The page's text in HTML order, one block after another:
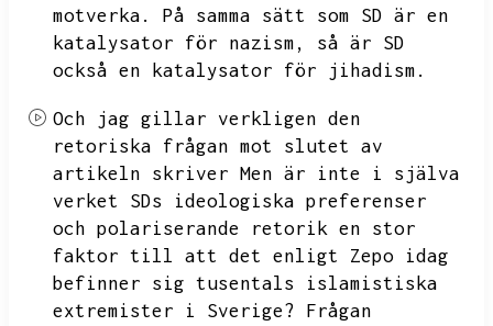
motverka.
På samma sätt som SD är en
katalysator för nazism,
så är SD
också en katalysator för jihadism.
Och jag gillar verkligen den
retoriska frågan mot slutet av
artikeln skriver Men är inte i själva
verket SDs ideologiska preferenser
och polariserande retorik en stor
faktor till att det enligt Zepo idag
befinner sig tusentals islamistiska
extremister i Sverige?
Frågan